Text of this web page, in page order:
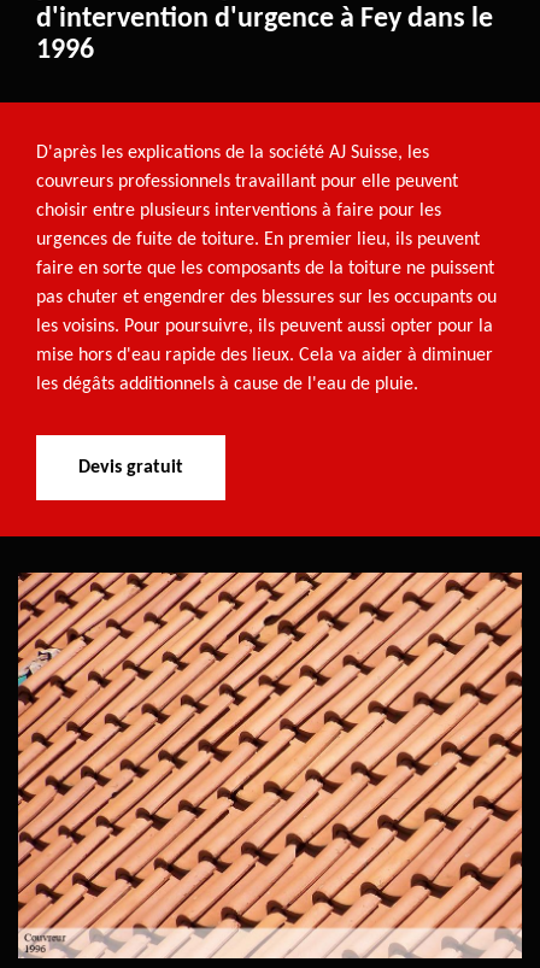
d'intervention d'urgence à Fey dans le
1996
D'après les explications de la société AJ Suisse, les
couvreurs professionnels travaillant pour elle peuvent
choisir entre plusieurs interventions à faire pour les
urgences de fuite de toiture. En premier lieu, ils peuvent
faire en sorte que les composants de la toiture ne puissent
pas chuter et engendrer des blessures sur les occupants ou
les voisins. Pour poursuivre, ils peuvent aussi opter pour la
mise hors d'eau rapide des lieux. Cela va aider à diminuer
les dégâts additionnels à cause de l'eau de pluie.
Devis gratuit